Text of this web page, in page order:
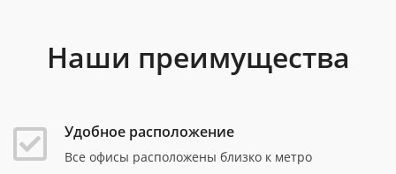
Наши преимущества
Удобное расположение
Все офисы расположены близко к метро